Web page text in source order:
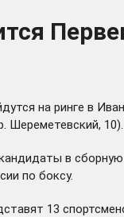
на ринге в
Шереметевский,
в
по боксу.
13